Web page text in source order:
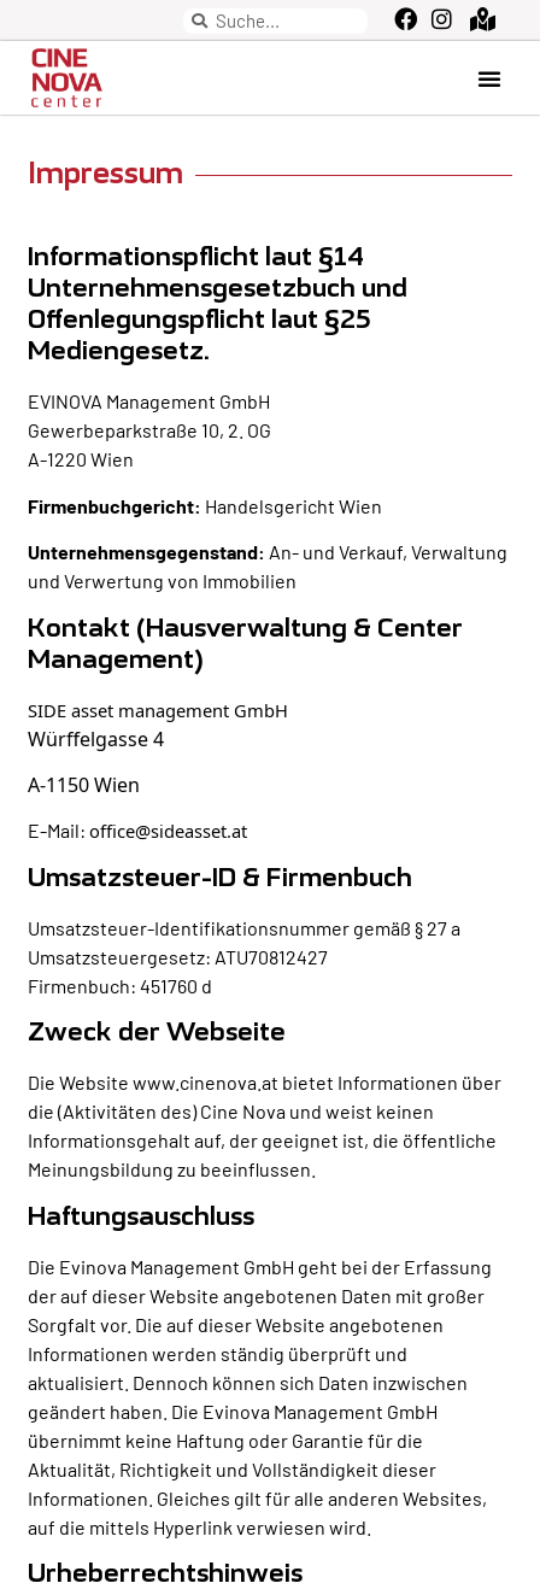
Impressum
Informationspflicht laut §14
Unternehmensgesetzbuch und
Offenlegungspflicht laut §25
Mediengesetz.
EVINOVA Management GmbH
Gewerbeparkstraße 10, 2. OG
A-1220 Wien
Firmenbuchgericht: Handelsgericht Wien
Unternehmensgegenstand: An- und Verkauf, Verwaltung
und Verwertung von Immobilien
Kontakt (Hausverwaltung & Center
Management)
SIDE asset management GmbH
Würffelgasse 4
A-1150 Wien
E-Mail:office@sideasset.at
Umsatzsteuer-ID & Firmenbuch
Umsatzsteuer-Identifikationsnummer gemäß § 27 a
Umsatzsteuergesetz: ATU70812427
Firmenbuch: 451760 d
Zweck der Webseite
Die Website www.cinenova.at bietet Informationen über
die (Aktivitäten des) Cine Nova und weist keinen
Informationsgehalt auf, der geeignet ist, die öffentliche
Meinungsbildung zu beeinflussen.
Haftungsauschluss
Die Evinova Management GmbH geht bei der Erfassung
der auf dieser Website angebotenen Daten mit großer
Sorgfalt vor. Die auf dieser Website angebotenen
Informationen werden ständig überprüft und
aktualisiert. Dennoch können sich Daten inzwischen
geändert haben. Die Evinova Management GmbH
übernimmt keine Haftung oder Garantie für die
Aktualität, Richtigkeit und Vollständigkeit dieser
Informationen. Gleiches gilt für alle anderen Websites,
auf die mittels Hyperlink verwiesen wird.
Urheberrechtshinweis